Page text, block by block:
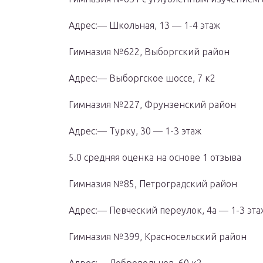
Адрес:— Школьная, 13 — 1-4 этаж
Гимназия №622, Выборгский район
Адрес:— Выборгское шоссе, 7 к2
Гимназия №227, Фрунзенский район
Адрес:— Турку, 30 — 1-3 этаж
5.0 cредняя оценка на основе 1 отзыва
Гимназия №85, Петроградский район
Адрес:— Певческий переулок, 4а — 1-3
Гимназия №399, Красносельский район